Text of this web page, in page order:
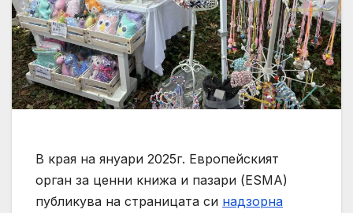
В края на януари 2025г. Европейският
орган за ценни книжа и пазари (ESMA)
публикува на страницата си надзорна